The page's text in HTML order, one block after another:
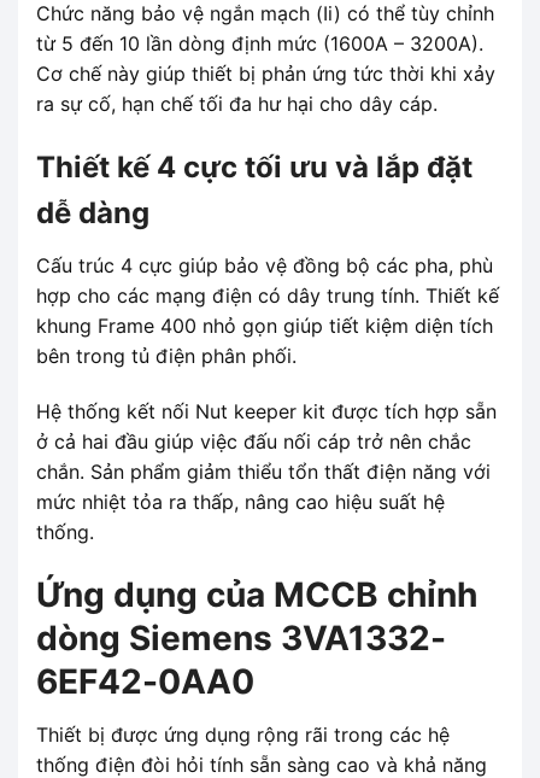
Chức năng bảo vệ ngắn mạch (Ii) có thể tùy chỉnh
từ 5 đến 10 lần dòng định mức (1600A – 3200A).
Cơ chế này giúp thiết bị phản ứng tức thời khi xảy
ra sự cố, hạn chế tối đa hư hại cho dây cáp.
Thiết kế 4 cực tối ưu và lắp đặt
dễ dàng
Cấu trúc 4 cực giúp bảo vệ đồng bộ các pha, phù
hợp cho các mạng điện có dây trung tính. Thiết kế
khung Frame 400 nhỏ gọn giúp tiết kiệm diện tích
bên trong tủ điện phân phối.
Hệ thống kết nối Nut keeper kit được tích hợp sẵn
ở cả hai đầu giúp việc đấu nối cáp trở nên chắc
chắn. Sản phẩm giảm thiểu tổn thất điện năng với
mức nhiệt tỏa ra thấp, nâng cao hiệu suất hệ
thống.
Ứng dụng của MCCB chỉnh
dòng Siemens 3VA1332-
6EF42-0AA0
Thiết bị được ứng dụng rộng rãi trong các hệ
thống điện đòi hỏi tính sẵn sàng cao và khả năng